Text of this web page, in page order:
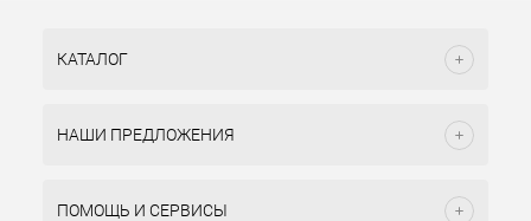
КАТАЛОГ
НАШИ ПРЕДЛОЖЕНИЯ
ПОМОЩЬ И СЕРВИСЫ